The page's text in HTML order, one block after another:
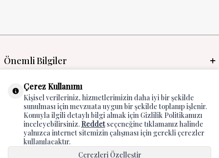
Önemli Bilgiler
Mayo İmalat & Toptan
Global Manufacturer
Adres & İletişim
Çerez Kullanımı
Kişisel verileriniz, hizmetlerimizin daha iyi bir şekilde
sunulması için mevzuata uygun bir şekilde toplanıp işlenir.
Konuyla ilgili detaylı bilgi almak için Gizlilik Politikamızı
inceleyebilirsiniz. Reddetseçeneğine tıklamanız halinde
yalnızca internet sitemizin çalışması için gerekli çerezler
kullanılacaktır.
Çerezleri Özelleştir